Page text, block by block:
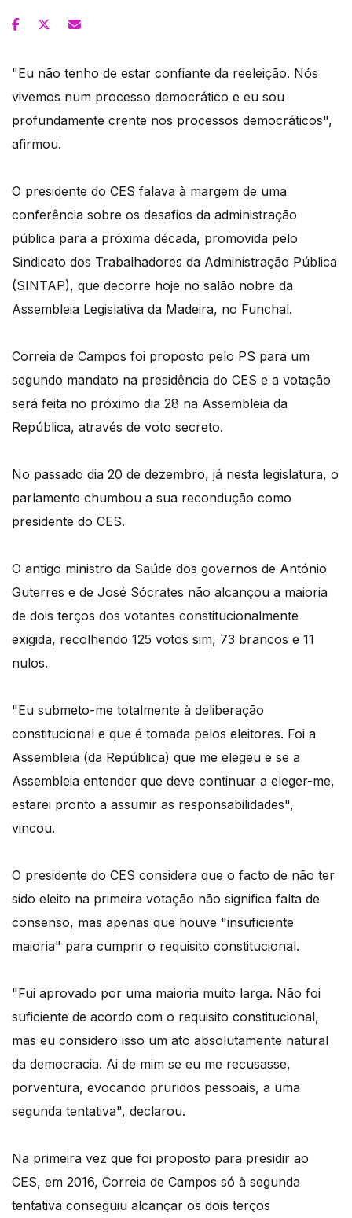
"Eu não tenho de estar confiante da reeleição. Nós
vivemos num processo democrático e eu sou
profundamente crente nos processos democráticos",
afirmou.
O presidente do CES falava à margem de uma
conferência sobre os desafios da administração
pública para a próxima década, promovida pelo
Sindicato dos Trabalhadores da Administração Pública
(SINTAP), que decorre hoje no salão nobre da
Assembleia Legislativa da Madeira, no Funchal.
Correia de Campos foi proposto pelo PS para um
segundo mandato na presidência do CES e a votação
será feita no próximo dia 28 na Assembleia da
República, através de voto secreto.
No passado dia 20 de dezembro, já nesta legislatura, o
parlamento chumbou a sua recondução como
presidente do CES.
O antigo ministro da Saúde dos governos de António
Guterres e de José Sócrates não alcançou a maioria
de dois terços dos votantes constitucionalmente
exigida, recolhendo 125 votos sim, 73 brancos e 11
nulos.
"Eu submeto-me totalmente à deliberação
constitucional e que é tomada pelos eleitores. Foi a
Assembleia (da República) que me elegeu e se a
Assembleia entender que deve continuar a eleger-me,
estarei pronto a assumir as responsabilidades",
vincou.
O presidente do CES considera que o facto de não ter
sido eleito na primeira votação não significa falta de
consenso, mas apenas que houve "insuficiente
maioria" para cumprir o requisito constitucional.
"Fui aprovado por uma maioria muito larga. Não foi
suficiente de acordo com o requisito constitucional,
mas eu considero isso um ato absolutamente natural
da democracia. Ai de mim se eu me recusasse,
porventura, evocando pruridos pessoais, a uma
segunda tentativa", declarou.
Na primeira vez que foi proposto para presidir ao
CES, em 2016, Correia de Campos só à segunda
tentativa conseguiu alcançar os dois terços